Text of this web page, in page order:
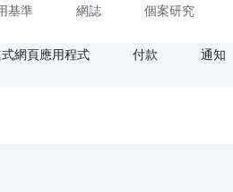
基準 網誌 個案研究
網頁應用程式 付款 通知